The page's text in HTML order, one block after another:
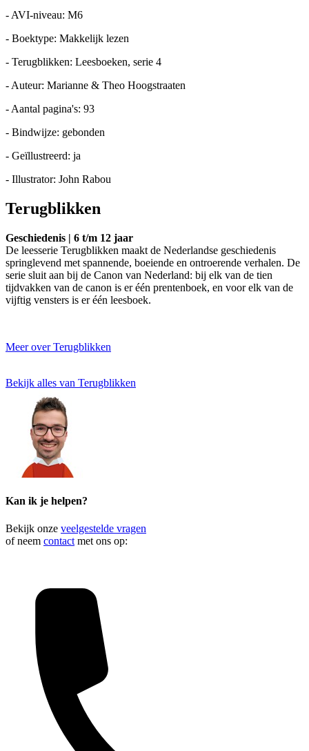
- AVI-niveau: M6
- Boektype: Makkelijk lezen
- Terugblikken: Leesboeken, serie 4
- Auteur: Marianne & Theo Hoogstraaten
- Aantal pagina's: 93
- Bindwijze: gebonden
- Geïllustreerd: ja
- Illustrator: John Rabou
Terugblikken
Geschiedenis | 6 t/m 12 jaar
De leesserie Terugblikken maakt de Nederlandse geschiedenis
springlevend met spannende, boeiende en ontroerende verhalen. De
serie sluit aan bij de Canon van Nederland: bij elk van de tien
tijdvakken van de canon is er één prentenboek, en voor elk van de
vijftig vensters is er één leesboek.
Meer over Terugblikken
Bekijk alles van Terugblikken
Kan ik je helpen?
Bekijk onze veelgestelde vragen
of neem contact met ons op: